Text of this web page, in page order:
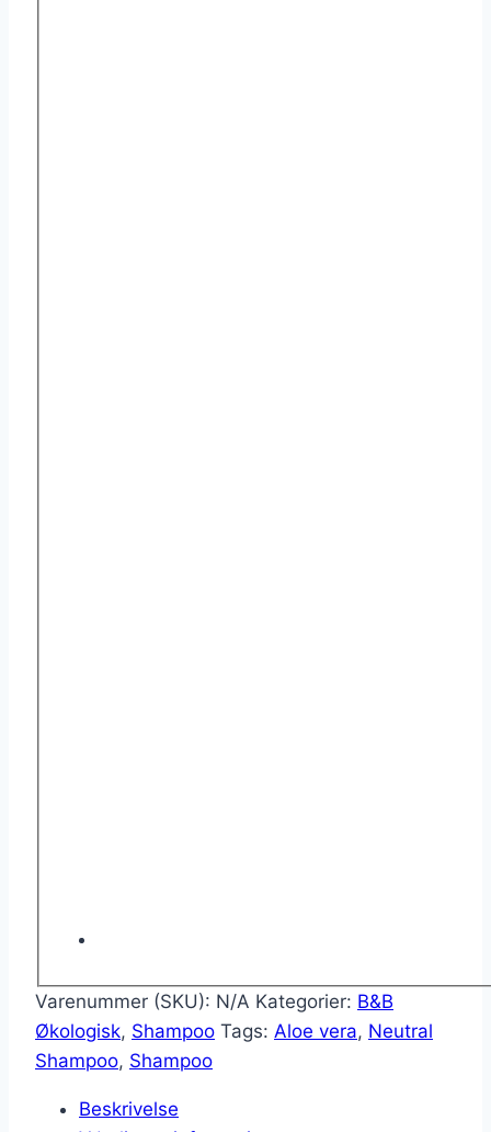
Varenummer (SKU): N/A Kategorier: B&B
Økologisk, Shampoo Tags: Aloe vera, Neutral
Shampoo, Shampoo
Beskrivelse